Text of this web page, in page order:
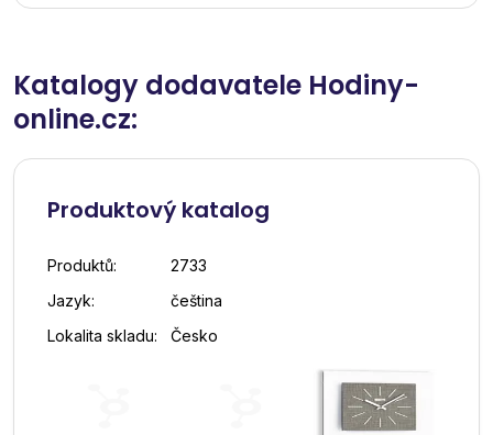
Katalogy dodavatele Hodiny-
online.cz:
Produktový katalog
Produktů:
2733
Jazyk:
čeština
Lokalita skladu:
Česko